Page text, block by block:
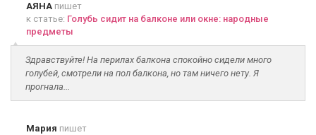
АЯНА пишет
к статье: Голубь сидит на балконе или окне: народные
предметы
Здравствуйте! На перилах балкона спокойно сидели много
голубей, смотрели на пол балкона, но там ничего нету. Я
прогнала...
Мария пишет